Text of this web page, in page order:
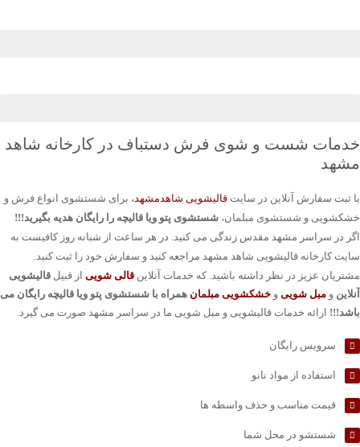
خدمات شست و شوی فرش دستباف در کارخانه شاهد
مشهد
با ثبت سفارش آنلاین در سایت قالیشویی شاهدمشهد، برای شستشوی انواع فرش و
خشکشویی و شستشوی مبلمان، شستشوی پتو ویا قالیچه را رایگان هدیه بگیرید!!!
اگر در سراسر مشهد مقدس زندگی می کنید. در هر ساعت از شبانه روز کافیست به
سایت کارخانه قالیشویی شاهد مشهد مراجعه کنید و سفارش خود را ثبت کنید.
مشتریان عزیز در نظر داشته باشید. که خدمات آنلاین قالی شویی از قبیل قالیشویی
آنلاین و مبل شویی و خشکشویی مبلمان همراه با شستشوی پتو ویا قالیچه رایگان می
باشد!!! ارائه خدمات قالیشویی و مبل شویی ما در سراسر مشهد صورت می گیرد.
سرویس رایگان
استفاده از مواد نانو
قیمت مناسب و حذف واسطه ها
شستشو در محل شما